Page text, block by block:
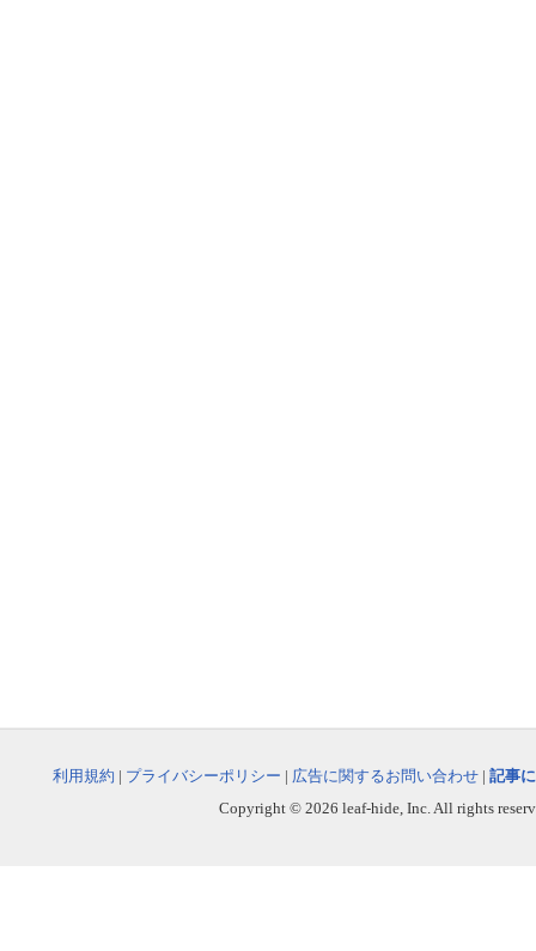
利用規約 | プライバシーポリシー | 広告に関するお問い合わせ | 記事
Copyright © 2026 leaf-hide, Inc. All rights